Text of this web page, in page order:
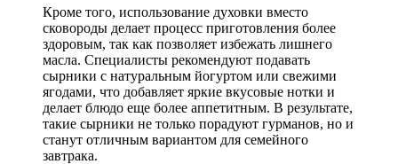
Кроме того, использование духовки вместо
сковороды делает процесс приготовления более
здоровым, так как позволяет избежать лишнего
масла. Специалисты рекомендуют подавать
сырники с натуральным йогуртом или свежими
ягодами, что добавляет яркие вкусовые нотки и
делает блюдо еще более аппетитным. В результате,
такие сырники не только порадуют гурманов, но и
станут отличным вариантом для семейного
завтрака.